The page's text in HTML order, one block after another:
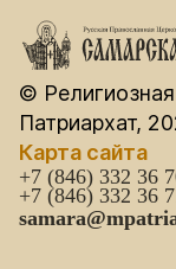
©
Патриархат,
Карта сайта
+7 (846) 332 36
+7 (846) 332 36